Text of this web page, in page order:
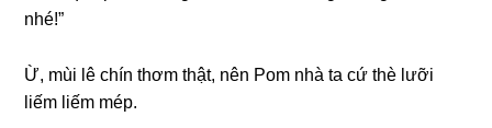
nhé!”
Ừ, mùi lê chín thơm thật, nên Pom nhà ta cứ thè lưỡi
liếm liếm mép.